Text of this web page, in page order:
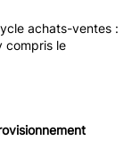
achats-ventes :
compris le